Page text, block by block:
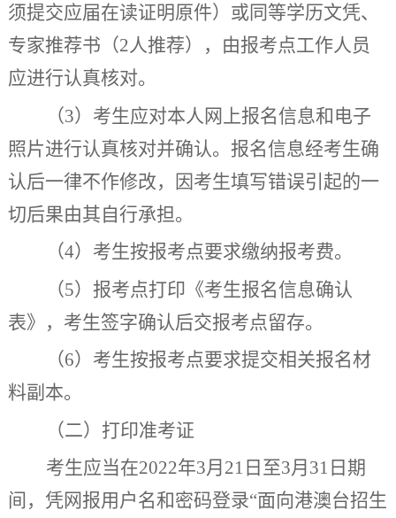
须提交应届在读证明原件）或同等学历文凭、
专家推荐书（2人推荐），由报考点工作人员
应进行认真核对。
（3）考生应对本人网上报名信息和电子
照片进行认真核对并确认。报名信息经考生确
认后一律不作修改，因考生填写错误引起的一
切后果由其自行承担。
（4）考生按报考点要求缴纳报考费。
（5）报考点打印《考生报名信息确认
表》，考生签字确认后交报考点留存。
（6）考生按报考点要求提交相关报名材
料副本。
（二）打印准考证
考生应当在2022年3月 21 日至3月 31 日期
间，凭网报用户名和密码登录“面向港澳台招生